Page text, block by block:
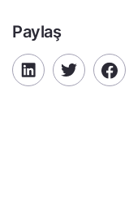
Paylaş